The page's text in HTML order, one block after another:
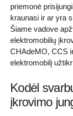
priemonė
kraunasi ir ar yra
Šiame vadove
elektromobilių
CHAdeMO, CCS
elektromobilį
Kodėl
įkrovimo